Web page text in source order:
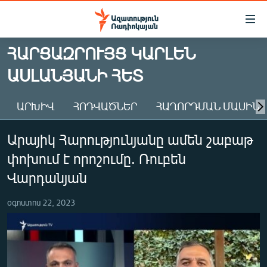
Մատչելիության
Անցնել
հիմնական
բովանդակությանը
հիմնական
ԱԶԱՏՈՒԹՅՈՒՆ TV
ՀԱՅԱՍՏԱՆ
ՔԱՂԱՔԱԿԱՆ
ԻՐԱՎՈՒՆՔ
ՀԱՍԱՐԱԿՈՒԹՅՈՒՆ
ՊԱՏԵՐԱԶՄԻ 6 ՇԱԲԱԹՆԵՐԸ
ՏԱՐԱԾԱՇՐՋԱՆ
ՀԱՐՑԱԶՐՈՒՅՑ ԿԱՐԼԵՆ
ԱՍԼԱՆՅԱՆԻ ՀԵՏ
ԱՐԽԻՎ ՀՈԴՎԱԾՆԵՐ ՀԱՂՈՐԴՄԱՆ ՄԱՍԻՆ
Արայիկ Հարությունյանը ամեն շաբաթ
փոխում է որոշումը. Ռուբեն
Վարդանյան
օգոստոս 22, 2023